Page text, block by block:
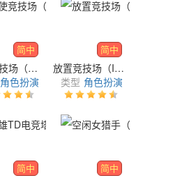
简中
天使竞技场（Angel Arena）
角色扮演
简中
放置竞技场（Idle Arena: Chaos Impact X）
类型 角色扮演
简中 简中